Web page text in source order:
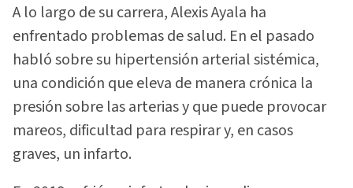
A lo largo de su carrera, Alexis Ayala ha
enfrentado problemas de salud. En el pasado
habló sobre su hipertensión arterial sistémica,
una condición que eleva de manera crónica la
presión sobre las arterias y que puede provocar
mareos, dificultad para respirar y, en casos
graves, un infarto.